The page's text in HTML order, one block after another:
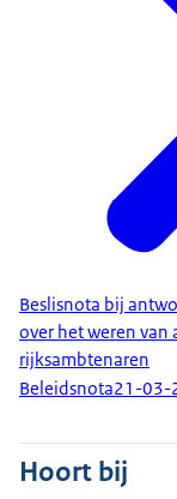
Beslisnota bij
over het weren van
rijksambtenaren
Beleidsnota21-03-
Hoort bij